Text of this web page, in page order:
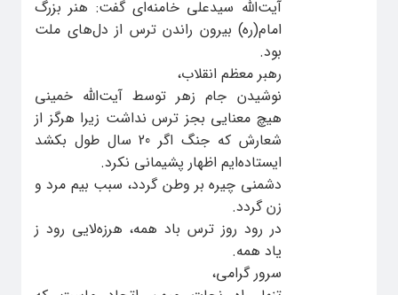
آیت‌الله سیدعلی خامنه‌ای گفت: هنر بزرگ
امام(ره) بیرون راندن ترس از دل‌های ملت
بود.
رهبر معظم انقلاب،
نوشیدن جام زهر توسط آیت‌الله خمینی
هیچ معنایی بجز ترس نداشت زیرا هرگز از
شعارش که جنگ اگر 20 سال طول بکشد
ایستاده‌ایم اظهار پشیمانی نکرد.
دشمنی چیره بر وطن گردد، سبب بیم مرد و
زن گردد.
در رود روز ترس باد همه، هرزه‌لایی رود ز
یاد همه.
سرور گرامی،